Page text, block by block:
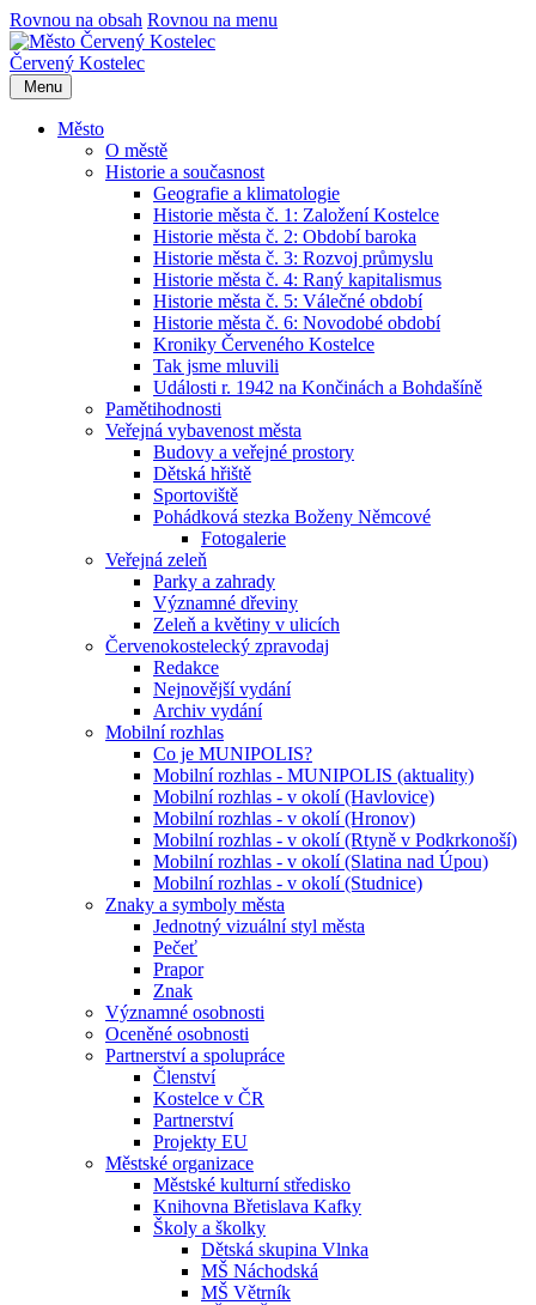
Rovnou na obsah Rovnou na menu
Červený Kostelec
Menu
Město
O městě
Historie a současnost
Geografie a klimatologie
Historie města č. 1: Založení Kostelce
Historie města č. 2: Období baroka
Historie města č. 3: Rozvoj průmyslu
Historie města č. 4: Raný kapitalismus
Historie města č. 5: Válečné období
Historie města č. 6: Novodobé období
Kroniky Červeného Kostelce
Tak jsme mluvili
Události r. 1942 na Končinách a Bohdašíně
Pamětihodnosti
Veřejná vybavenost města
Budovy a veřejné prostory
Dětská hřiště
Sportoviště
Pohádková stezka Boženy Němcové
Fotogalerie
Veřejná zeleň
Parky a zahrady
Významné dřeviny
Zeleň a květiny v ulicích
Červenokostelecký zpravodaj
Redakce
Nejnovější vydání
Archiv vydání
Mobilní rozhlas
Co je MUNIPOLIS?
Mobilní rozhlas - MUNIPOLIS (aktuality)
Mobilní rozhlas - v okolí (Havlovice)
Mobilní rozhlas - v okolí (Hronov)
Mobilní rozhlas - v okolí (Rtyně v Podkrkonoší)
Mobilní rozhlas - v okolí (Slatina nad Úpou)
Mobilní rozhlas - v okolí (Studnice)
Znaky a symboly města
Jednotný vizuální styl města
Pečeť
Prapor
Znak
Významné osobnosti
Oceněné osobnosti
Partnerství a spolupráce
Členství
Kostelce v ČR
Partnerství
Projekty EU
Městské organizace
Městské kulturní středisko
Knihovna Břetislava Kafky
Školy a školky
Dětská skupina Vlnka
MŠ Náchodská
MŠ Větrník